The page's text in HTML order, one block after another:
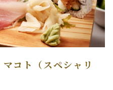
コト（スペシャリ